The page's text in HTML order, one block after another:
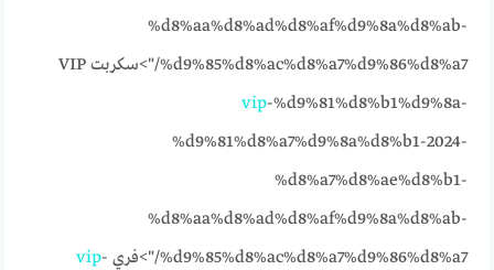
%d8%aa%d8%ad%d8%af%d9%8a%d8%ab-
%d9%85%d8%ac%d8%a7%d9%86%d8%a7/">سكربت VIP
vip-%d9%81%d8%b1%d9%8a-
%d9%81%d8%a7%d9%8a%d8%b1-2024-
%d8%a7%d8%ae%d8%b1-
%d8%aa%d8%ad%d8%af%d9%8a%d8%ab-
%d9%85%d8%ac%d8%a7%d9%86%d8%a7/">فري
vip-